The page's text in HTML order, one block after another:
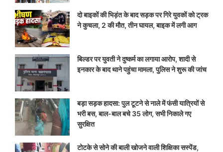
दो बाइकों की भिड़ंत के बाद सड़क पर गिरे युवकों को ट्रक
ने कुचला, 2 की मौत, तीन घायल, बाइक में लगी आग
बिल्डर पर युवती ने दुष्कर्म का लगाया आरोप, शादी से
इनकार के बाद थाने पहुंचा मामला, पुलिस ने शुरू की जांच
बड़ा सड़क हादसा: पुल टूटने से नाले में फंसी यात्रियों से
भरी बस, बाल-बाल बचे 35 लोग, सभी निकाले गए
सुरक्षित
टोटके से सोने की बाली खोजने वाली शिक्षिका सस्पेंड,